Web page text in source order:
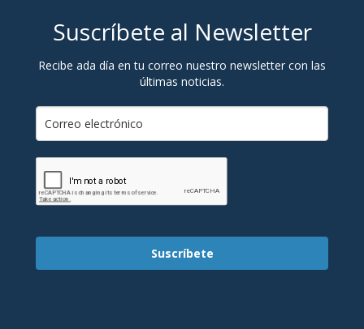
Suscríbete al Newsletter
Recibe ada día en tu correo nuestro newsletter con las
últimas noticias.
Suscríbete